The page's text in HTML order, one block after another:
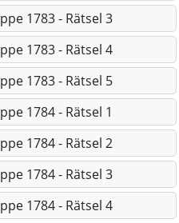
1783 - Rätsel 3
1783 - Rätsel 4
1783 - Rätsel 5
1784 - Rätsel 1
1784 - Rätsel 2
1784 - Rätsel 3
1784 - Rätsel 4